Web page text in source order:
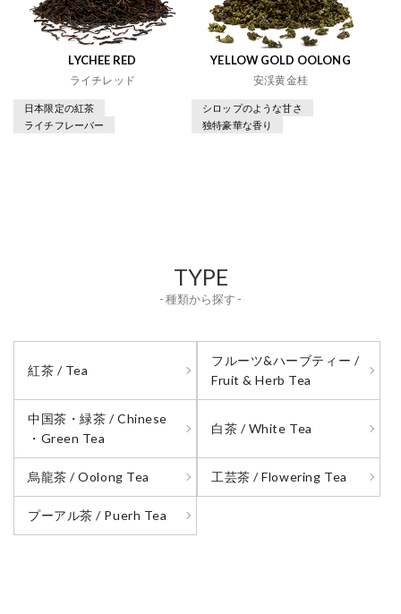
LYCHEE RED
ライチレッド
日本限定の紅茶
ライチフレーバー
YELLOW GOLD OOLONG
安渓黄金桂
シロップのような甘さ
独特豪華な香り
TYPE
- 種類から探す -
紅茶 / Tea
フルーツ&ハーブティー /
Fruit & Herb Tea
中国茶・緑茶 / Chinese
・Green Tea
白茶 / White Tea
烏龍茶 / Oolong Tea 工芸茶 / Flowering Tea
プーアル茶 / Puerh Tea